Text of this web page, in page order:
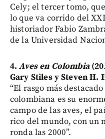
Cely; el tercer tomo,
lo que va corrido del
historiador Fabio
de la Universidad
4.Aves en Colombia
Gary Stiles y Steven H.
“El rasgo más
colombiana es su
campo de las aves, el
rico del mundo, con un
ronda las 2000”.